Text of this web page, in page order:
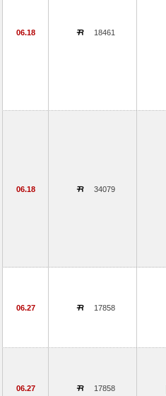
06.18 18461
06.18 34079
06.27 17858
06.27 17858